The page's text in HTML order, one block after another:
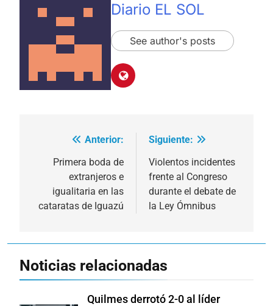
Diario EL SOL
See author's posts
Navegación
entradas
Anterior:
Primera boda de
extranjeros e
igualitaria en las
cataratas de Iguazú
Siguiente:
Violentos incidentes
frente al Congreso
durante el debate de
la Ley Ómnibus
Noticias relacionadas
Quilmes derrotó 2-0 al líder